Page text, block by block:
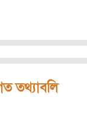
তথ্যাবলি